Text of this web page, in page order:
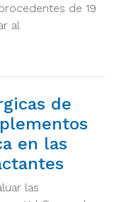
de 19
al
de
en las
las